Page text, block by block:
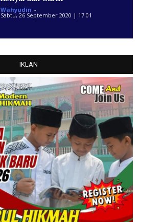
Wahyudin -
Sabtu, 26 September 2020 | 17:01
IKLAN